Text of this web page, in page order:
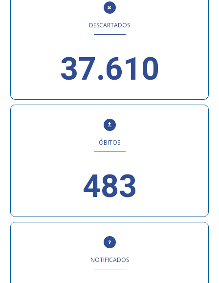
DESCARTADOS
37.610
ÓBITOS
483
NOTIFICADOS